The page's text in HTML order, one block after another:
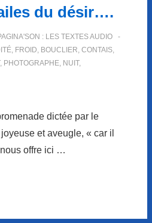
du désir….
: LES TEXTES AUDIO
, FROID, BOUCLIER, CONTAIS,
, PHOTOGRAPHE, NUIT,
dictée par le
et aveugle, « car il
offre ici …